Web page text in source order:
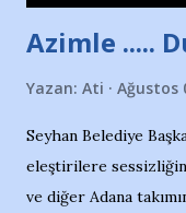
Türkiye 3.lüğü var. 17
Azimle .....
Yazan: Ati Ağustos
Seyhan Belediye
eleştirilere
ve diğer Adana